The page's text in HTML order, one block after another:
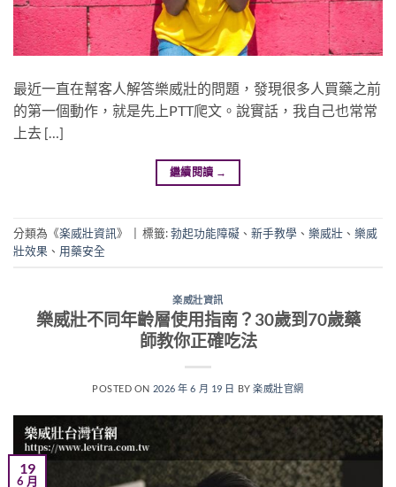
最近一直在幫客人解答樂威壯的問題，發現很多人買藥之前
的第一個動作，就是先上PTT爬文。說實話，我自己也常常
上去 […]
繼續閱讀 →
分類為《楽威壯資訊》 標籤:勃起功能障礙 、 新手教學 、 樂威壯 、 樂威
壯效果 、 用藥安全
楽威壯資訊
樂威壯不同年齡層使用指南？30歲到70歲藥
師教你正確吃法
POSTED ON 2026 年 6 月 19 日 BY楽威壯官網
19
6 月